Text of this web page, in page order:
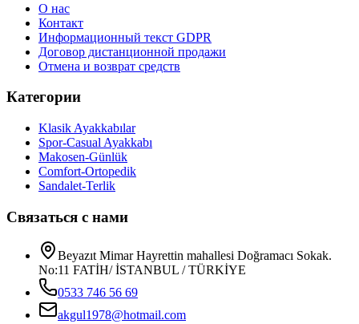
О нас
Контакт
Информационный текст GDPR
Договор дистанционной продажи
Отмена и возврат средств
Категории
Klasik Ayakkabılar
Spor-Casual Ayakkabı
Makosen-Günlük
Comfort-Ortopedik
Sandalet-Terlik
Связаться с нами
Beyazıt Mimar Hayrettin mahallesi Doğramacı Sokak.
No:11 FATİH/ İSTANBUL / TÜRKİYE
0533 746 56 69
akgul1978@hotmail.com